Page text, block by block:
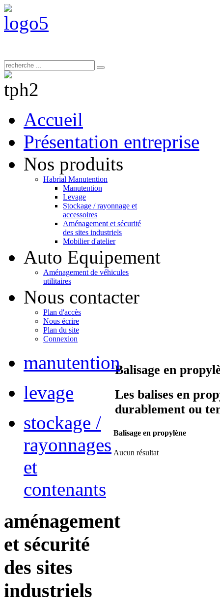
Accueil
Présentation entreprise
Nos produits
Habrial Manutention
Manutention
Levage
Stockage / rayonnage et
accessoires
Aménagement et sécurité
des sites industriels
Mobilier d'atelier
Auto Equipement
Aménagement de véhicules
utilitaires
Nous contacter
Plan d'accès
Nous écrire
Plan du site
Connexion
Balisage en
Les balises en
durablement ou
Balisage en propylène
Aucun résultat
manutention
levage
stockage /
rayonnages
et
contenants
aménagement
et sécurité
des sites
industriels